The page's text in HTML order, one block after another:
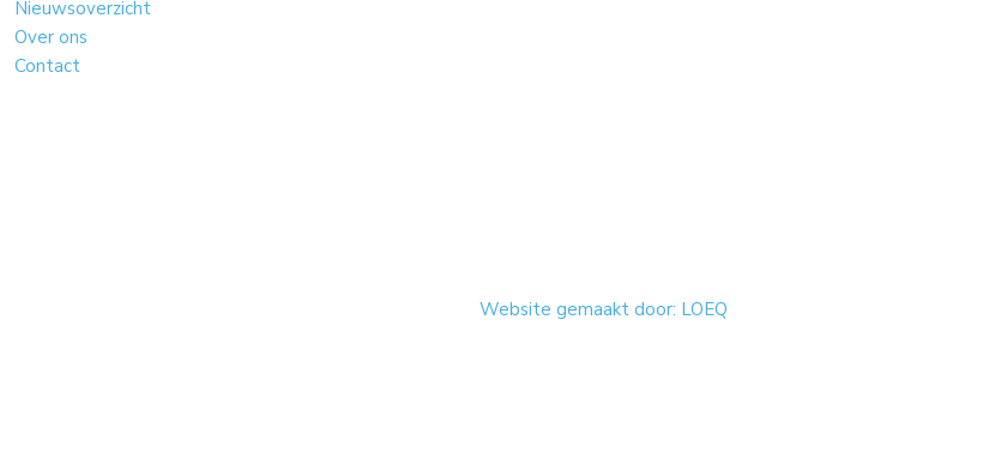
Nieuwsoverzicht
Over ons
Contact
Website gemaakt door: LOEQ